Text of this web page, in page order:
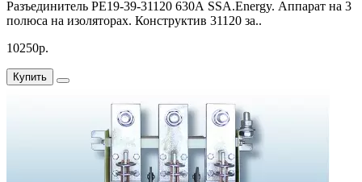
Разъединитель РЕ19-39-31120 630А SSA.Energy. Аппарат на 3
полюса на изоляторах. Конструктив 31120 за..
10250р.
Купить